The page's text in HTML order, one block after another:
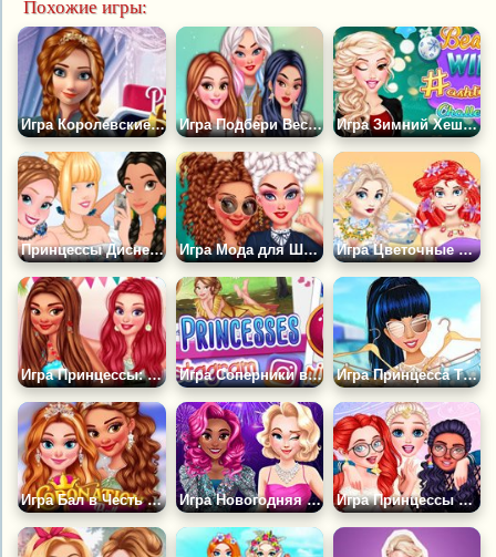
Похожие игры:
Игра Королевские Принцессы Против Звезды Игра Подбери Весенние Образы Принцессам Игра Зимний Хештег Челлендж Белль
Принцессы Диснея: Открытые Плечи Игра Мода для Школьниц Принцесс Игра Цветочные Наряды для Принцесс
Игра Принцессы: Воспоминание о Гавайях Игра Соперники в Инстаграм Игра Принцесса Тренды Жаркого Лета
Игра Бал в Честь Коронации Игра Новогодняя Вечеринка для Принцесс Диснея Игра Принцессы Путешествуют по Миру